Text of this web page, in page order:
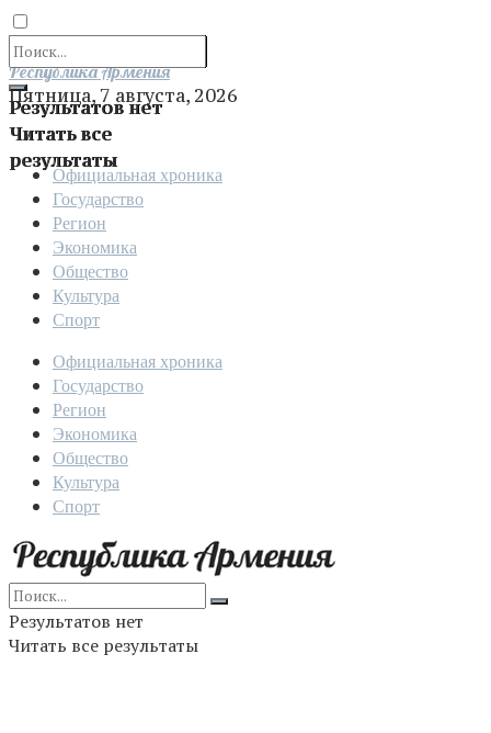
Результатов нет
Читать все
результаты
Отправить
Республика Армения
Пятница, 7 августа, 2026
Официальная хроника
Государство
Регион
Экономика
Общество
Культура
Спорт
Официальная хроника
Государство
Регион
Экономика
Общество
Культура
Спорт
Результатов нет
Читать все результаты